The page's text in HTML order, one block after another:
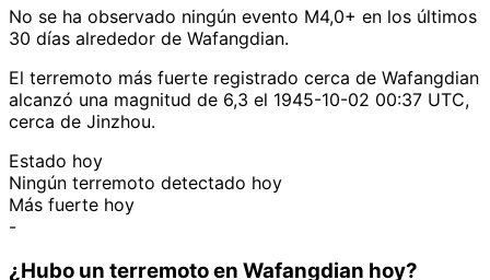
No se ha observado ningún evento M4,0+ en los últimos
30 días alrededor de Wafangdian.
El terremoto más fuerte registrado cerca de Wafangdian
alcanzó una magnitud de 6,3 el 1945-10-02 00:37 UTC,
cerca de Jinzhou.
Estado hoy
Ningún terremoto detectado hoy
Más fuerte hoy
-
¿Hubo un terremoto en Wafangdian hoy?